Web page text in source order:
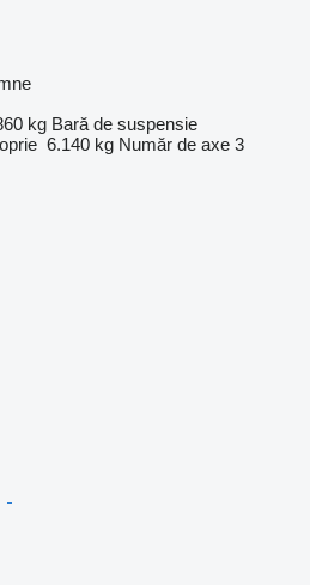
kg Bară de suspensie
6.140 kg Număr de axe 3